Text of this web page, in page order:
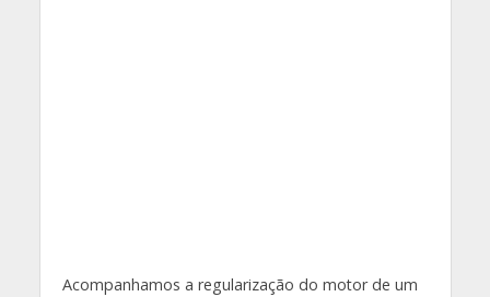
Acompanhamos a regularização do motor de um